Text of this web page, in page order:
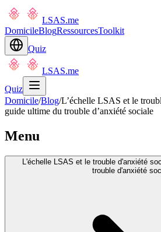
LSAS.me
DomicileBlogRessourcesToolkit
Quiz
LSAS.me
Quiz
Domicile/Blog/L’échelle LSAS et le
guide ultime du trouble d’anxiété sociale
Menu
L'échelle LSAS et le trouble d'anxiété
trouble d'anxiété